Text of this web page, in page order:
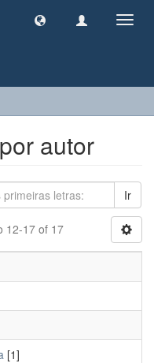
autor
Ir
12-17 of 17
[1]